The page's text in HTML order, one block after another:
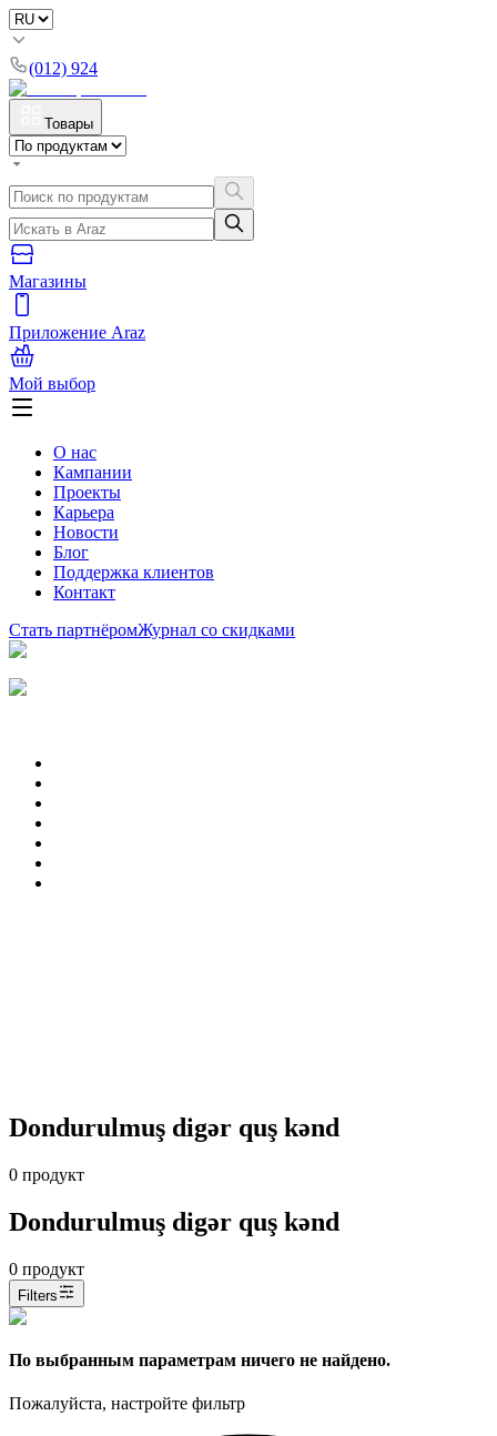
(012) 924
Товары
Магазины
Приложение Araz
Мой выбор
О нас
Кампании
Проекты
Карьера
Новости
Блог
Поддержка клиентов
Контакт
Стать партнёромЖурнал со скидками
Dondurulmuş digər quş kənd
0 продукт
Dondurulmuş digər quş kənd
0 продукт
Filters
По выбранным параметрам ничего не найдено.
Пожалуйста, настройте фильтр